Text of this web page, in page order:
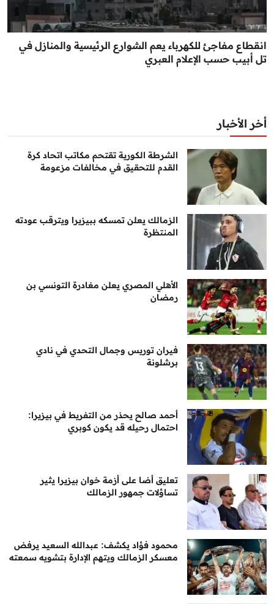
انقطاع مفاجئ للكهرباء يعم الشوارع الرئيسية والمنازل في
تل أبيب حسب الإعلام العبري
أخر الأخبار
الشرطة الكورية تقتحم مكاتب اتحاد كرة
القدم للتحقيق في مخالفات مزعومة
الزمالك يعلن تمسكه ببيزيرا ويترقب عودته
المنتظرة
الأهلي المصري يعلن مغادرة التونسي بن
رمضان
فيران توريس وجمال التحدي في نادي
برشلونة
أحمد صالح يحذر من التفريط في بيزيرا:
احتمال رحيله قد يكون كوبري
تعليق أضا على أزمة خوان بيزيرا يثير
تساؤلات جمهور الزمالك
محمود فؤاد يكشف: عبدالله السعيد يرفض
معسكر الزمالك ويتهم الإدارة بتشويه سمعته